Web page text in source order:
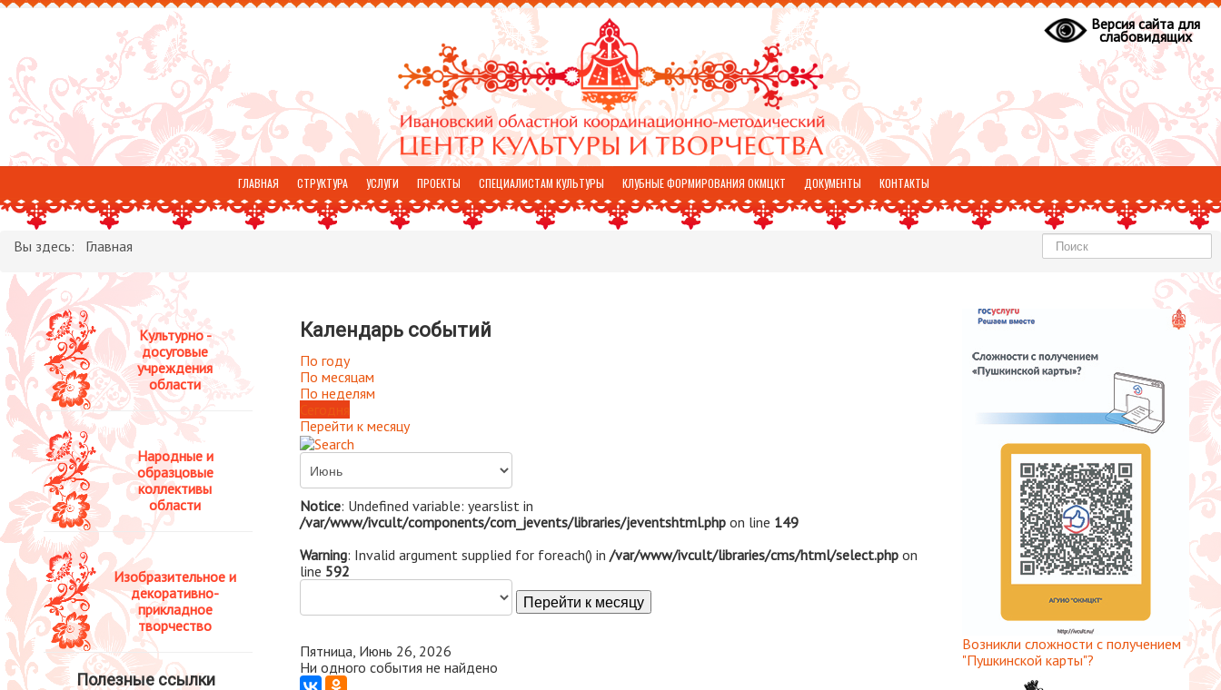
Версия сайта для
слабовидящих
ГЛАВНАЯ СТРУКТУРА УСЛУГИ ПРОЕКТЫ СПЕЦИАЛИСТАМ КУЛЬТУРЫ КЛУБНЫЕ ФОРМИРОВАНИЯ ОКМЦКТ ДОКУМЕНТЫ КОНТАКТЫ
ОТЗЫВЫ
Вы здесь: Главная Найти
Культурно -
досуговые
учреждения
области
Народные и
образцовые
коллективы
области
Изобразительное и
декоративно-
прикладное
творчество
Полезные ссылки
Календарь событий
По году
По месяцам
По неделям
Перейти к месяцу
Notice: Undefined variable: yearslist in
/var/www/ivcult/components/com_jevents/libraries/jeventshtml.php on line 149
Warning: Invalid argument supplied for foreach() in /var/www/ivcult/libraries/cms/html/select.php on
line 592
Перейти к месяцу
Пятница, Июнь 26, 2026
Ни одного события не найдено
Возникли сложности с получением
"Пушкинской карты"?